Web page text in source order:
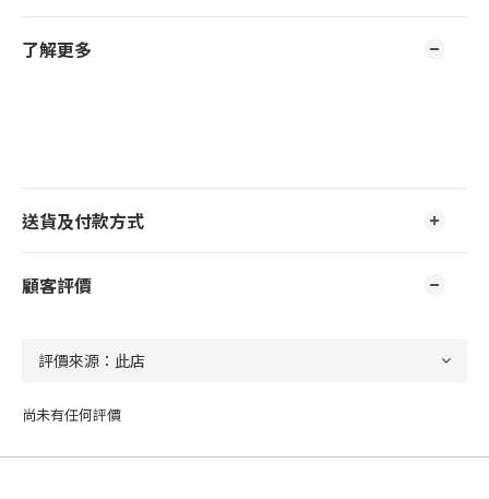
了解更多
送貨及付款方式
顧客評價
尚未有任何評價